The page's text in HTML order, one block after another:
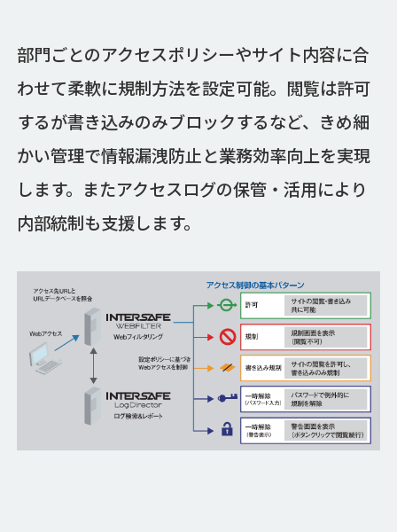
部門ごとのアクセスポリシーやサイト内容に合
わせて柔軟に規制方法を設定可能。閲覧は許可
するが書き込みのみブロックするなど、きめ細
かい管理で情報漏洩防止と業務効率向上を実現
します。またアクセスログの保管・活用により
内部統制も支援します。